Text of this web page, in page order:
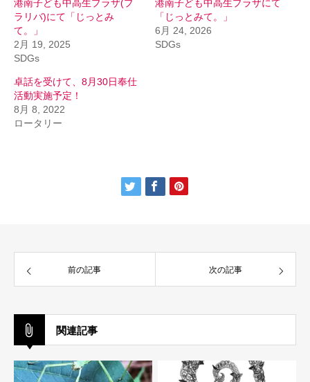
港南子ども中高生プラザ(プ
ラリバ)にて「じっとみ
て。」
2月 19, 2025
SDGs
港南子ども中高生プラザにて
「じっとみて。」
6月 24, 2026
SDGs
卓話を受けて、8月30日奉仕
活動実施予定！
8月 8, 2022
ロータリー
前の記事 次の記事
関連記事